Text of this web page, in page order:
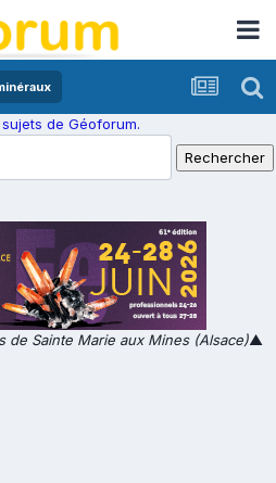
de Géoforum.
de Sainte Marie aux Mines (Alsace)▲